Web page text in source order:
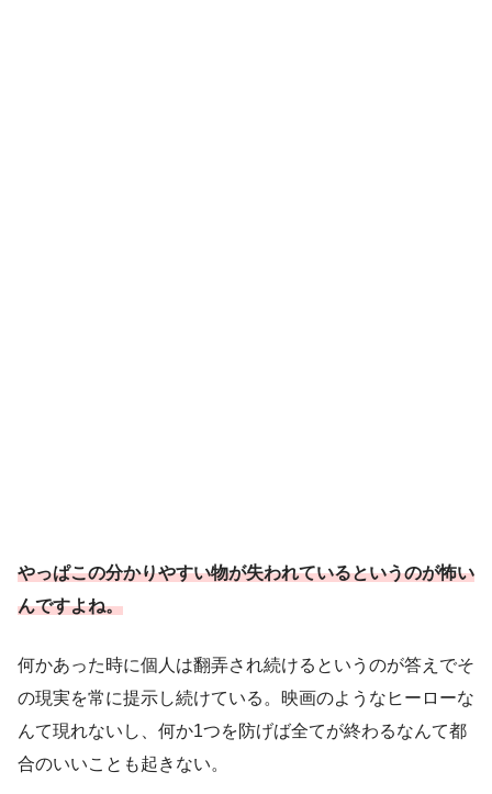
やっぱこの分かりやすい物が失われているというのが怖い
んですよね。
何かあった時に個人は翻弄され続けるというのが答えでそ
の現実を常に提示し続けている。映画のようなヒーローな
んて現れないし、何か1つを防げば全てが終わるなんて都
合のいいことも起きない。